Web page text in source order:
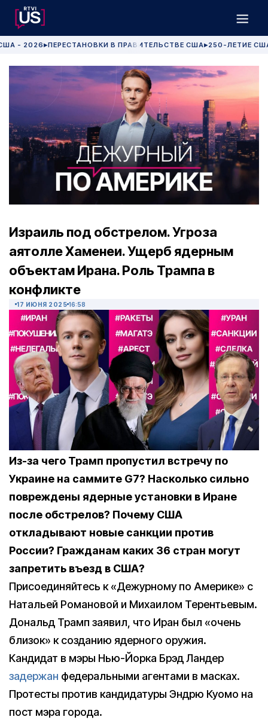
- 2026 ▶ПЕРЕСТАНОВКИ В ПРАВИТЕЛЬСТВЕ США▶250-ЛЕТИЕ
Израиль под обстрелом. Угроза
аятолле Хаменеи. Ущерб ядерным
объектам Ирана. Роль Трампа в
конфликте
17 ИЮНЯ 2025 16:58
Из-за чего Трамп пропустил встречу по
Украине на саммите G7? Насколько сильно
повреждены ядерные установки в Иране
после обстрелов? Почему США
откладывают новые санкции против
России? Гражданам каких 36 стран могут
запретить въезд в США?
Присоединяйтесь к «Дежурному по Америке» с
Натальей Романовой и Михаилом Терентьевым.
Дональд Трамп заявил, что Иран был «очень
близок» к созданию ядерного оружия.
Кандидат в мэры Нью-Йорка Брэд Ландер
задержан федеральными агентами в масках.
Протесты против кандидатуры Эндрю Куомо на
пост мэра города.